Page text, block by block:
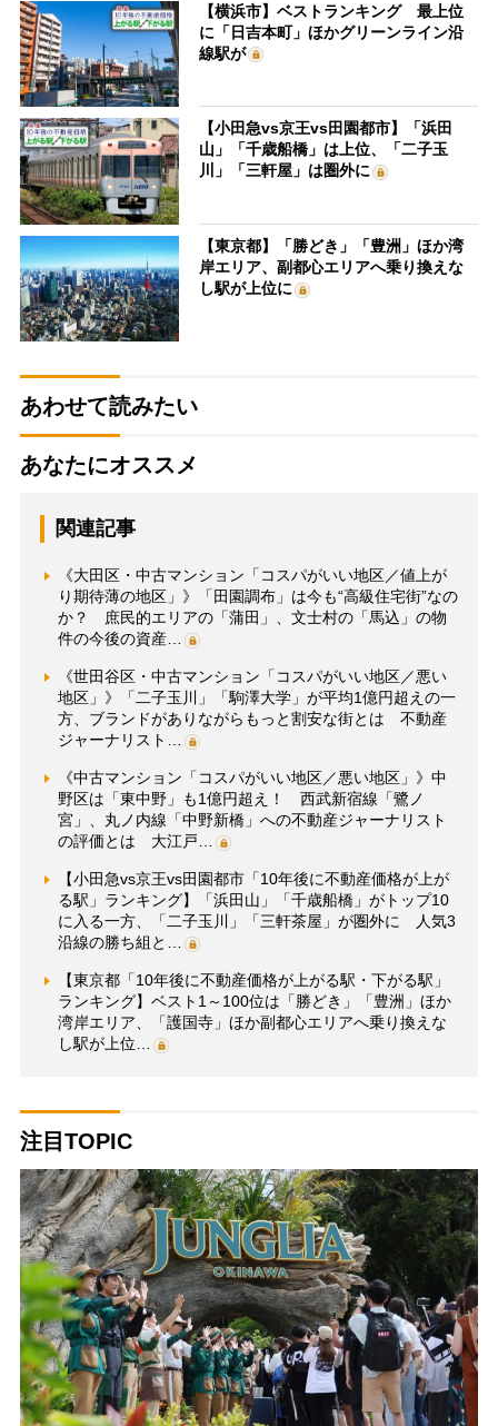
【横浜市】ベストランキング 最上位
に「日吉本町」ほかグリーンライン沿
線駅が
【小田急vs京王vs田園都市】「浜田
山」「千歳船橋」は上位、「二子玉
川」「三軒屋」は圏外に
【東京都】「勝どき」「豊洲」ほか湾
岸エリア、副都心エリアへ乗り換えな
し駅が上位に
あわせて読みたい
あなたにオススメ
関連記事
《大田区・中古マンション「コスパがいい地区／値上が
り期待薄の地区」》「田園調布」は今も“高級住宅街”なの
か？ 庶民的エリアの「蒲田」、文士村の「馬込」の物
件の今後の資産…
《世田谷区・中古マンション「コスパがいい地区／悪い
地区」》「二子玉川」「駒澤大学」が平均1億円超えの一
方、ブランドがありながらもっと割安な街とは 不動産
ジャーナリスト…
《中古マンション「コスパがいい地区／悪い地区」》中
野区は「東中野」も1億円超え！ 西武新宿線「鷺ノ
宮」、丸ノ内線「中野新橋」への不動産ジャーナリスト
の評価とは 大江戸…
【小田急vs京王vs田園都市「10年後に不動産価格が上が
る駅」ランキング】「浜田山」「千歳船橋」がトップ10
に入る一方、「二子玉川」「三軒茶屋」が圏外に 人気3
沿線の勝ち組と…
【東京都「10年後に不動産価格が上がる駅・下がる駅」
ランキング】ベスト1～100位は「勝どき」「豊洲」ほか
湾岸エリア、「護国寺」ほか副都心エリアへ乗り換えな
し駅が上位…
注目TOPIC